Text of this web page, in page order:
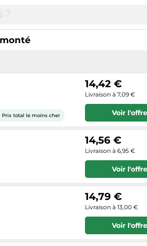
Prix total le moins cher
14,42 €
Livraison à 7,09 €
Voir l'offre
14,56 €
Livraison à 6,95 €
Voir l'offre
14,79 €
Livraison à 13,00 €
Voir l'offre